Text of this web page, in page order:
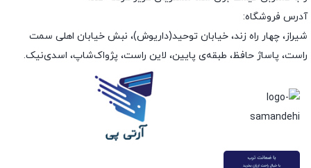
آدرس فروشگاه:
شیراز، چهار راه زند، خیابان توحید(داریوش)، نبش خیابان اهلی سمت
راست، پاساژ حافظ، طبقه‌ی پایین، لاین راست، پژواک‌شاپ، اسدی‌نیک.